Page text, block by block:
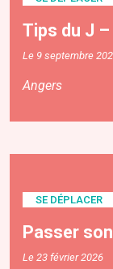
Tips du J
Le 9 septembre
Angers
SE DÉPLACER
Passer
Le 23 février 2026